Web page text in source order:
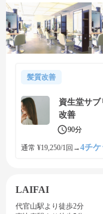
髪質改善
資生堂サ
改善
90分
通常 ¥19,250/1回 →4チケ
LAIFAI
代官山駅より徒歩2分